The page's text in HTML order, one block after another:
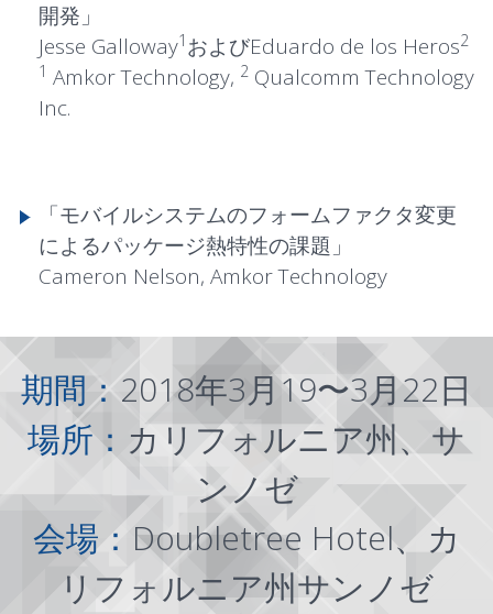
開発」
Jesse Galloway1 およびEduardo de los Heros2
1 Amkor Technology, 2 Qualcomm Technology
Inc.
「モバイルシステムのフォームファクタ変更
によるパッケージ熱特性の課題」
Cameron Nelson, Amkor Technology
期間：2018年3月19〜3月22日
場所： カリフォルニア州、サ
ンノゼ
会場： Doubletree Hotel、カ
リフォルニア州サンノゼ